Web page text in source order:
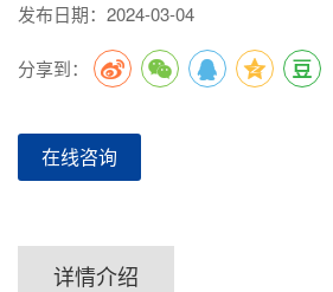
发布日期：2024-03-04
分享到：
在线咨询
详情介绍